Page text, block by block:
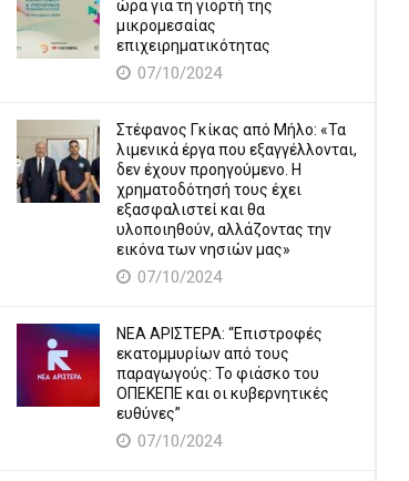
ώρα για τη γιορτή της
μικρομεσαίας
επιχειρηματικότητας
07/10/2024
Στέφανος Γκίκας από Μήλο: «Τα
λιμενικά έργα που εξαγγέλλονται,
δεν έχουν προηγούμενο. Η
χρηματοδότησή τους έχει
εξασφαλιστεί και θα
υλοποιηθούν, αλλάζοντας την
εικόνα των νησιών μας»
07/10/2024
ΝΕΑ ΑΡΙΣΤΕΡΑ: “Επιστροφές
εκατομμυρίων από τους
παραγωγούς: Το φιάσκο του
ΟΠΕΚΕΠΕ και οι κυβερνητικές
ευθύνες”
07/10/2024